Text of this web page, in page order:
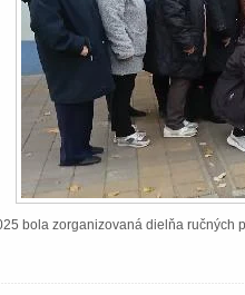
bola zorganizovaná dielňa ručných